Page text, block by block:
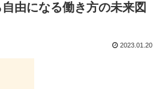
由になる働き方の未来図
2023.01.20